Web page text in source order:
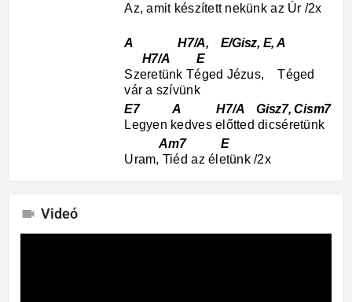
Az, amit készített nekünk az Úr /2x
A H7/A, E/Gisz, E, A
H7/A E
Szeretünk Téged Jézus, Téged
vár a szívünk
E7 A H7/A Gisz7, Cism7
Legyen kedves előtted dicséretünk
Am7 E
Uram, Tiéd az életünk /2x
Videó